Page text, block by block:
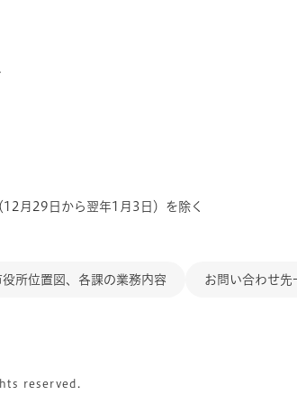
月29日から翌年1月3日）を除く
役所位置図、各課の業務内容 お問い合わせ先
reserved.